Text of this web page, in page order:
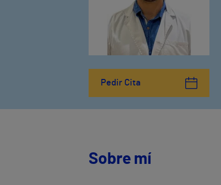
Pedir Cita
Sobre mí